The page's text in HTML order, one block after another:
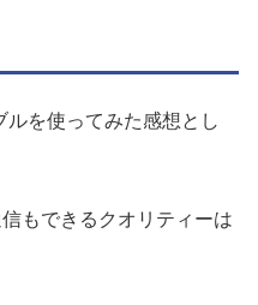
を使ってみた感想とし
もできるクオリティーは